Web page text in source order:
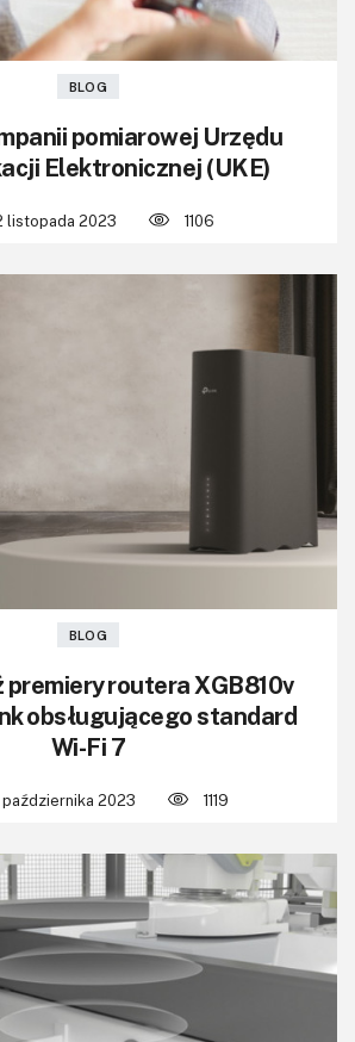
BLOG
pomiarowej Urzędu
Elektronicznej (UKE)
listopada 2023 1106
BLOG
routera XGB810v
obsługującego standard
Wi-Fi 7
2023 1119